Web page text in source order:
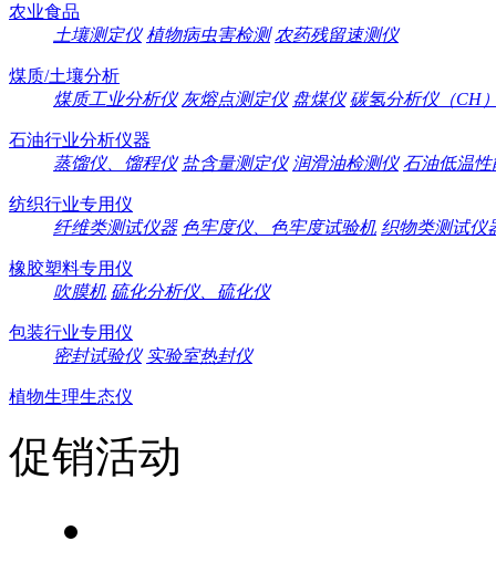
农业食品
土壤测定仪 植物病虫害检测 农药残留速测仪
煤质/土壤分析
煤质工业分析仪 灰熔点测定仪 盘煤仪 碳氢分析仪（CH
石油行业分析仪器
蒸馏仪、馏程仪 盐含量测定仪 润滑油检测仪 石油低温
纺织行业专用仪
纤维类测试仪器 色牢度仪、色牢度试验机 织物类测试仪
橡胶塑料专用仪
吹膜机 硫化分析仪、硫化仪
包装行业专用仪
密封试验仪 实验室热封仪
植物生理生态仪
促销活动